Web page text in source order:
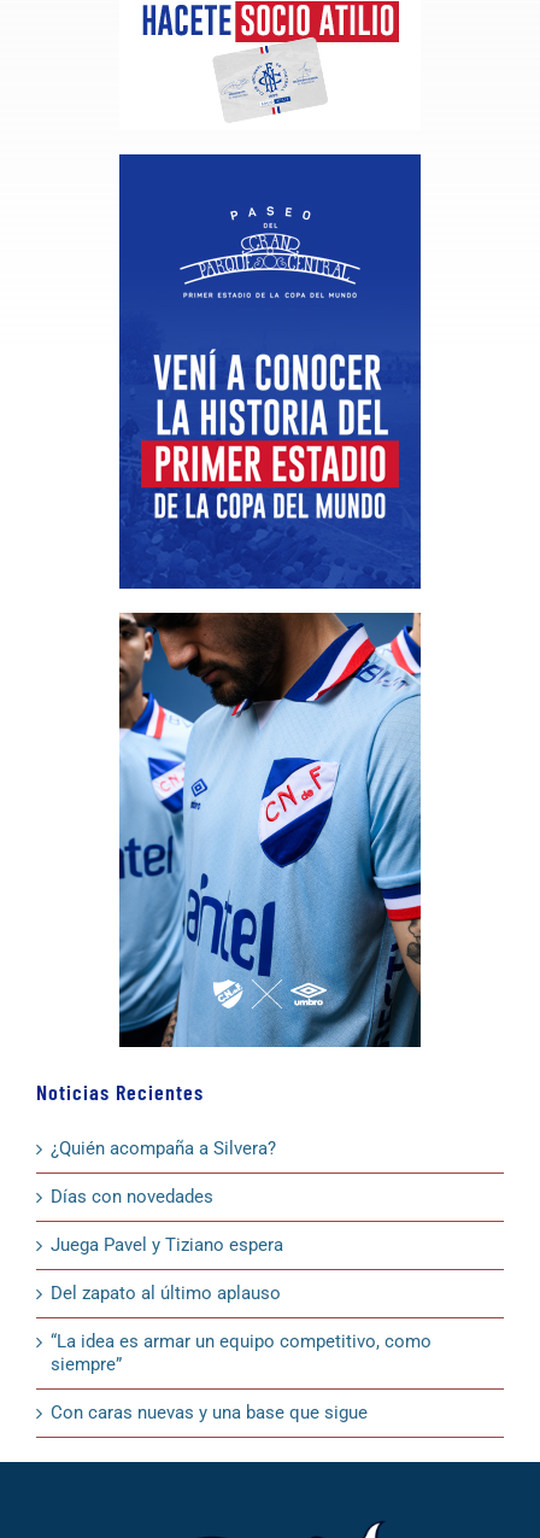
Noticias Recientes
¿Quién acompaña a Silvera?
Días con novedades
Juega Pavel y Tiziano espera
Del zapato al último aplauso
“La idea es armar un equipo competitivo, como
siempre”
Con caras nuevas y una base que sigue